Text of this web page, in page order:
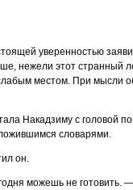
уверенностью
нежели этот странный
местом. При мысли
Накадзиму с головой
словарями.
он.
можешь не готовить.